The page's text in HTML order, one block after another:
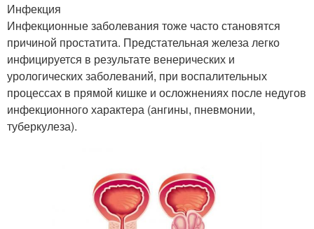
Инфекция
Инфекционные заболевания тоже часто становятся
причиной простатита. Предстательная железа легко
инфицируется в результате венерических и
урологических заболеваний, при воспалительных
процессах в прямой кишке и осложнениях после недугов
инфекционного характера (ангины, пневмонии,
туберкулеза).